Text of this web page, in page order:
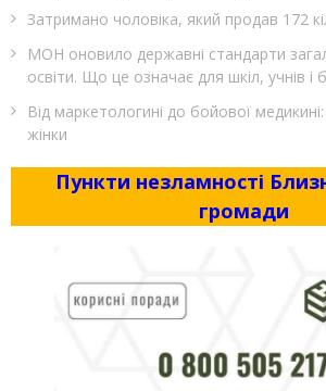
Затримано чоловіка, який продав 172
МОН оновило державні стандарти
освіти. Що це означає для шкіл, учнів і
Від маркетологині до бойової медикині:
жінки
Пункти незламності
громади